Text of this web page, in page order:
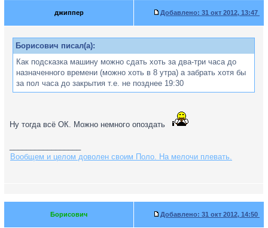
джиппер Добавлено: 31 окт 2012, 13:47
Борисович писал(а):
Как подсказка машину можно сдать хоть за два-три часа до
назначенного времени (можно хоть в 8 утра) а забрать хотя бы
за пол часа до закрытия т.е. не позднее 19:30
Ну тогда всё ОК. Можно немного опоздать
Вообщем и целом доволен своим Поло. На мелочи плевать.
Борисович Добавлено: 31 окт 2012, 14:50